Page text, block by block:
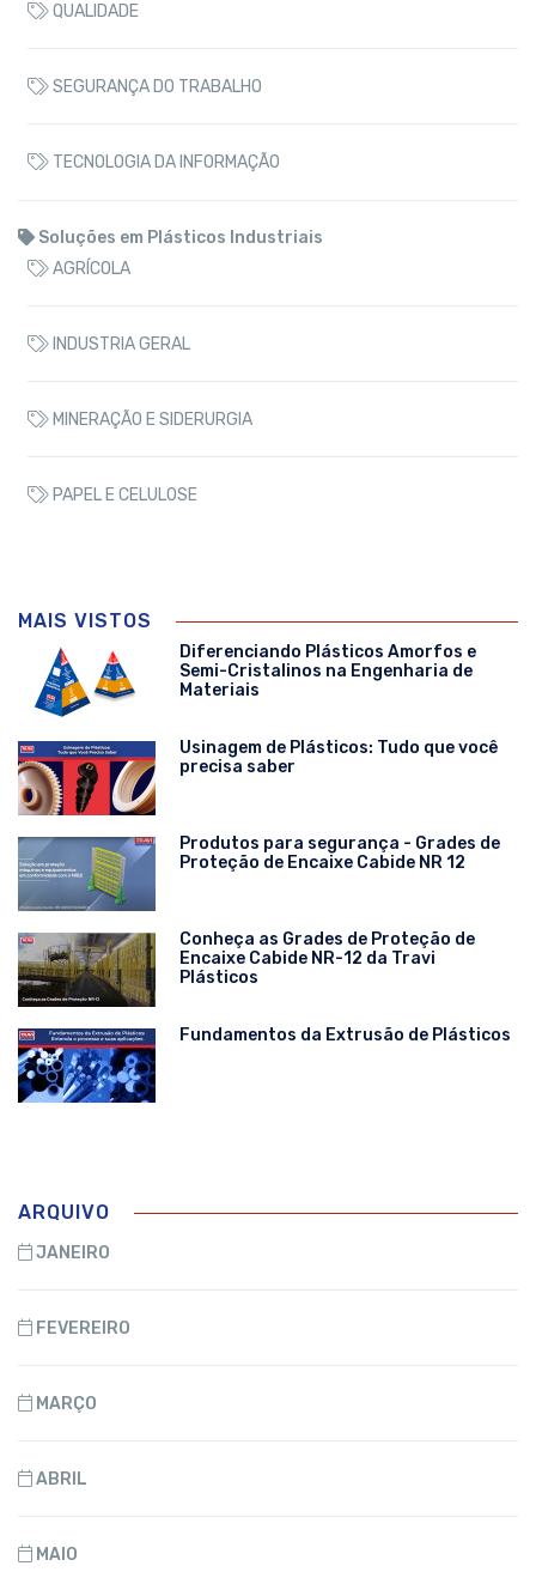
QUALIDADE
SEGURANÇA DO TRABALHO
TECNOLOGIA DA INFORMAÇÃO
Soluções em Plásticos Industriais
AGRÍCOLA
INDUSTRIA GERAL
MINERAÇÃO E SIDERURGIA
PAPEL E CELULOSE
MAIS VISTOS
Diferenciando Plásticos Amorfos e
Semi-Cristalinos na Engenharia de
Materiais
Usinagem de Plásticos: Tudo que você
precisa saber
Produtos para segurança - Grades de
Proteção de Encaixe Cabide NR 12
Conheça as Grades de Proteção de
Encaixe Cabide NR-12 da Travi
Plásticos
Fundamentos da Extrusão de Plásticos
ARQUIVO
JANEIRO
FEVEREIRO
MARÇO
ABRIL
MAIO